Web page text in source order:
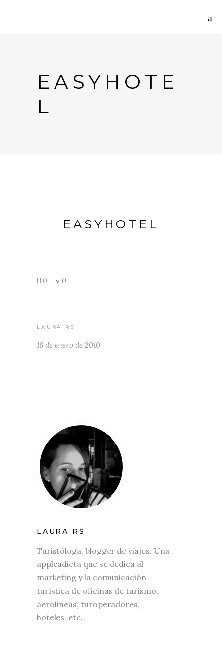
EASYHOTE
L
EASYHOTEL
0 0
LAURA RS
18 de enero de 2010
LAURA RS
Turistóloga, blogger de viajes. Una
appleadicta que se dedica al
marketing y la comunicación
turística de oficinas de turismo,
aerolíneas, turoperadores,
hoteles. etc.